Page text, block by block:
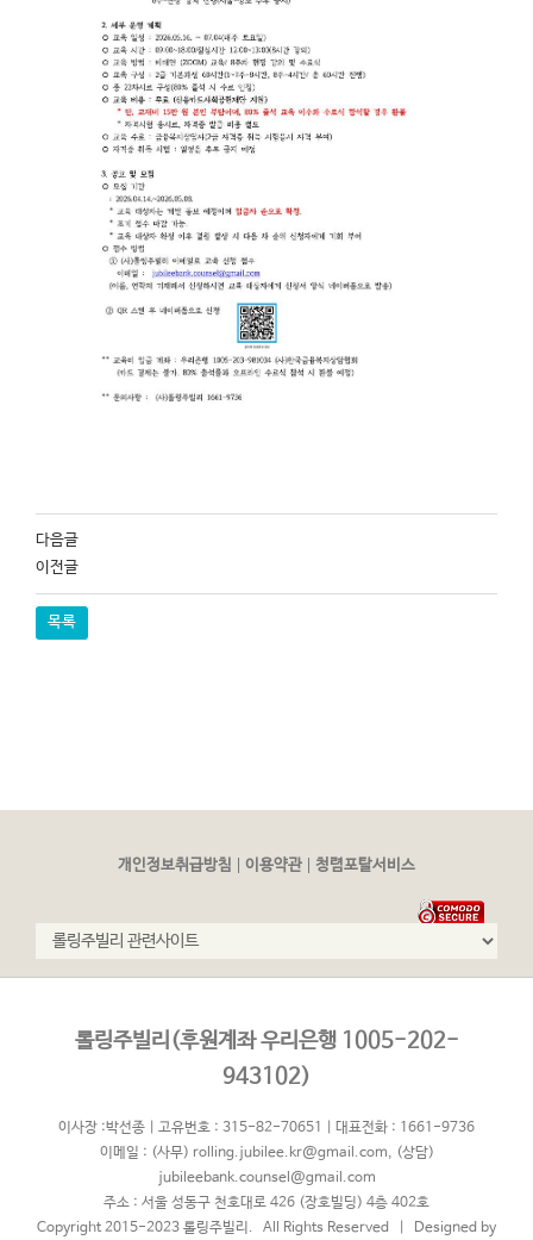
다음글
이전글
목록
개인정보취급방침 이용약관 청렴포탈서비스
롤링주빌리(후원계좌 우리은행 1005-202-
943102)
이사장 :박선종 | 고유번호 : 315-82-70651 | 대표전화 : 1661-9736
이메일 : (사무) rolling.jubilee.kr@gmail.com, (상담)
jubileebank.counsel@gmail.com
주소 : 서울 성동구 천호대로 426 (장호빌딩) 4층 402호
Copyright 2015-2023 롤링주빌리. All Rights Reserved | Designed by